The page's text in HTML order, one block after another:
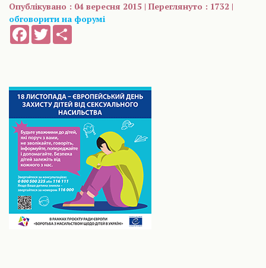
Опублікувано : 04 вересня 2015 | Переглянуто : 1732 |
обговорити на форумі
FacebookTwitter